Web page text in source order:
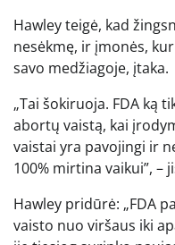
Hawley teigė, kad
nesėkmę, ir įmonės,
savo medžiagoje, įtaka.
„Tai šokiruoja. FDA ką
abortų vaistą, kai
vaistai yra pavojingi ir
100% mirtina vaikui”, –
Hawley pridūrė: „FDA
vaisto nuo viršaus iki